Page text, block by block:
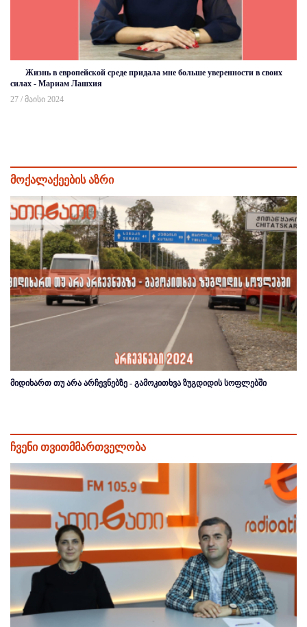
Жизнь в европейской среде придала мне больше уверенности в своих
силах - Мариам Лашхия
27 / მაისი 2024
მოქალაქეების აზრი
მიდიხართ თუ არა არჩევნებზე - გამოკითხვა ზუგდიდის სოფლებში
ჩვენი თვითმმართველობა